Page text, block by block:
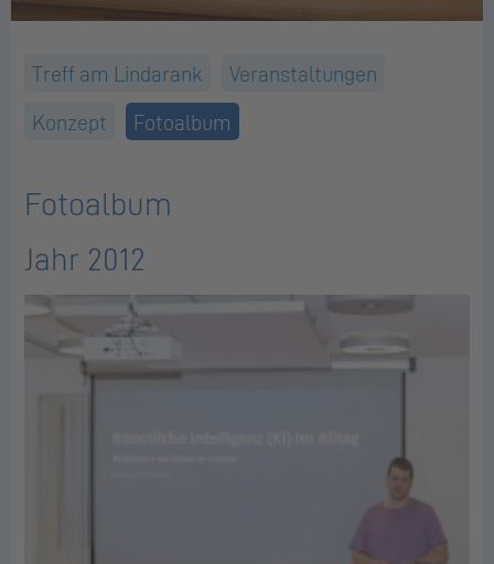
Treff am Lindarank
Veranstaltungen
Konzept
Fotoalbum
Fotoalbum
Jahr 2012